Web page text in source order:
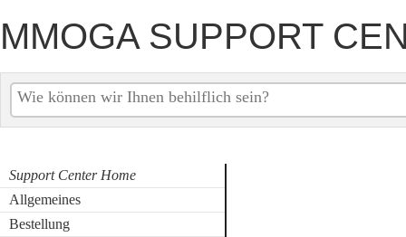
MMOGA SUPPORT
Support Center Home
Allgemeines
Bestellung